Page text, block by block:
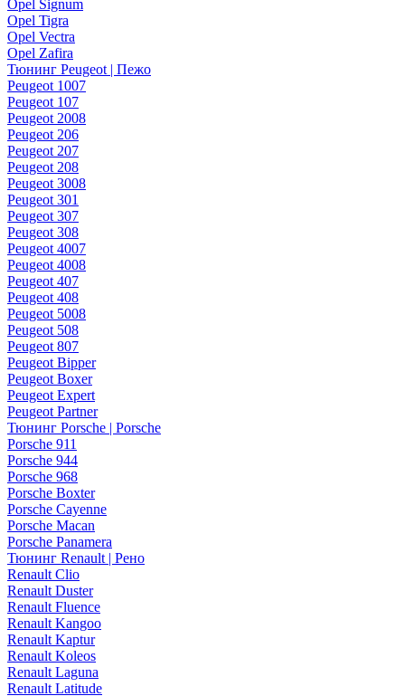
Opel Signum
Opel Tigra
Opel Vectra
Opel Zafira
Тюнинг Peugeot | Пежо
Peugeot 1007
Peugeot 107
Peugeot 2008
Peugeot 206
Peugeot 207
Peugeot 208
Peugeot 3008
Peugeot 301
Peugeot 307
Peugeot 308
Peugeot 4007
Peugeot 4008
Peugeot 407
Peugeot 408
Peugeot 5008
Peugeot 508
Peugeot 807
Peugeot Bipper
Peugeot Boxer
Peugeot Expert
Peugeot Partner
Тюнинг Porsche | Porsche
Porsche 911
Porsche 944
Porsche 968
Porsche Boxter
Porsche Cayenne
Porsche Macan
Porsche Panamera
Тюнинг Renault | Рено
Renault Clio
Renault Duster
Renault Fluence
Renault Kangoo
Renault Kaptur
Renault Koleos
Renault Laguna
Renault Latitude